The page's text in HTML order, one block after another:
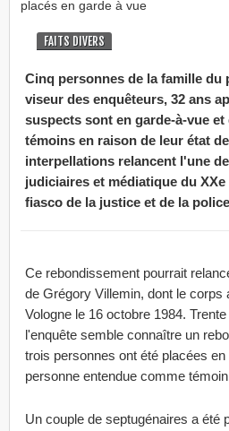
FAITS DIVERS
Cinq personnes de la famille du
viseur des enquêteurs, 32 ans
suspects sont en garde-à-vue
témoins en raison de leur état
interpellations relancent l'une
judiciaires et médiatique du
fiasco de la justice et de la
Ce rebondissement pourrait
de Grégory Villemin, dont le corps
Vologne le 16 octobre 1984.
l'enquête semble connaître un
trois personnes ont été placées
personne entendue comme
Un couple de septugénaires a été